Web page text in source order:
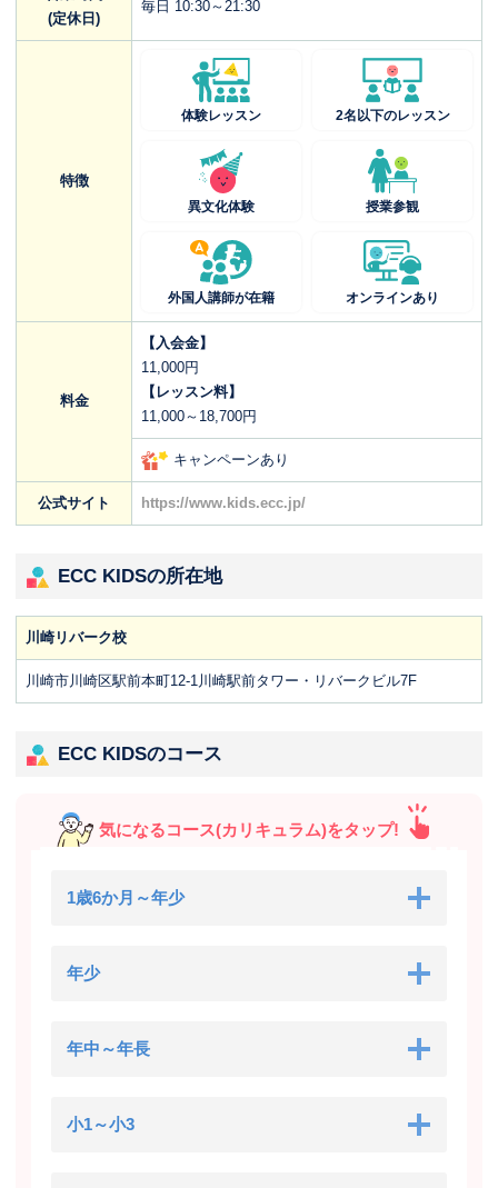
(定休日)
毎日 10:30～21:30
特徴
体験レッスン 2名以下のレッスン
異文化体験 授業参観
外国人講師が在籍 オンラインあり
料金
【入会金】
11,000円
【レッスン料】
11,000～18,700円
キャンペーンあり
公式サイト https://www.kids.ecc.jp/
ECC KIDSの所在地
川崎リバーク校
川崎市川崎区駅前本町12-1川崎駅前タワー・リバークビル7F
ECC KIDSのコース
気になるコース(カリキュラム)をタップ!
1歳6か月～年少
年少
年中～年長
小1～小3